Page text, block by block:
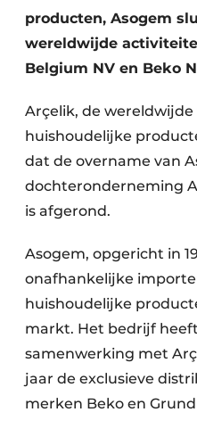
producten, Asogem
wereldwijde
Belgium NV en Beko
Arçelik, de
huishoudelijke
dat de overname van
dochteronderneming
is afgerond.
Asogem, opgericht in
onafhankelijke
huishoudelijke
markt. Het bedrijf
samenwerking met
jaar de exclusieve
merken Beko en